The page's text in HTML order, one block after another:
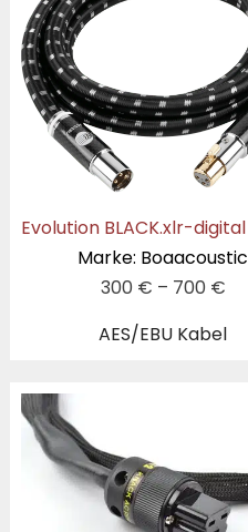
AES/EBU Kabel
Marke: Boaacoustic
300 € – 700 €